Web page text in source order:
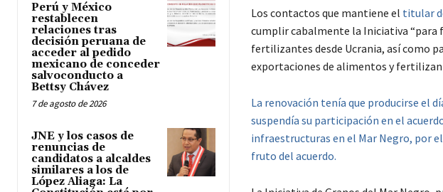
Perú y México
restablecen
relaciones tras
decisión peruana de
acceder al pedido
mexicano de conceder
salvoconducto a
Bettsy Chávez
7 de agosto de 2026
JNE y los casos de
renuncias de
candidatos a alcaldes
similares a los de
López Aliaga: La
Los contactos que mantiene el titular
cumplir cabalmente la Iniciativa
fertilizantes desde Ucrania, así como
exportaciones de alimentos y
La renovación tenía que producirse el
suspendía su participación en el
infraestructuras en el Mar Negro, por
fruto del acuerdo.